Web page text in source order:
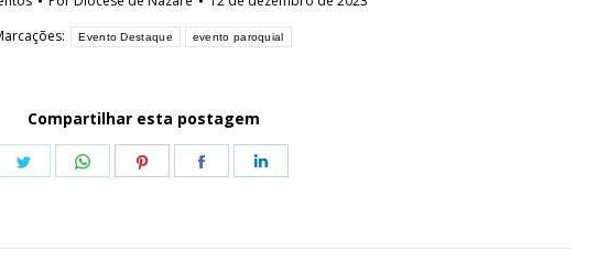
Evento Destaque evento paroquial
Compartilhar esta postagem
Share Share
Share
Share